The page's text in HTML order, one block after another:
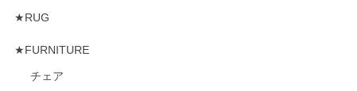
★RUG
★FURNITURE
チェア